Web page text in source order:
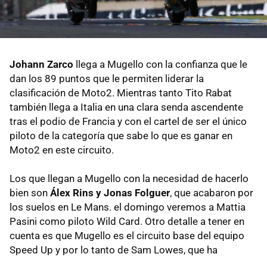
Johann Zarco llega a Mugello con la confianza que le
dan los 89 puntos que le permiten liderar la
clasificación de Moto2. Mientras tanto Tito Rabat
también llega a Italia en una clara senda ascendente
tras el podio de Francia y con el cartel de ser el único
piloto de la categoría que sabe lo que es ganar en
Moto2 en este circuito.
Los que llegan a Mugello con la necesidad de hacerlo
bien son Álex Rins y Jonas Folguer, que acabaron por
los suelos en Le Mans. el domingo veremos a Mattia
Pasini como piloto Wild Card. Otro detalle a tener en
cuenta es que Mugello es el circuito base del equipo
Speed Up y por lo tanto de Sam Lowes, que ha